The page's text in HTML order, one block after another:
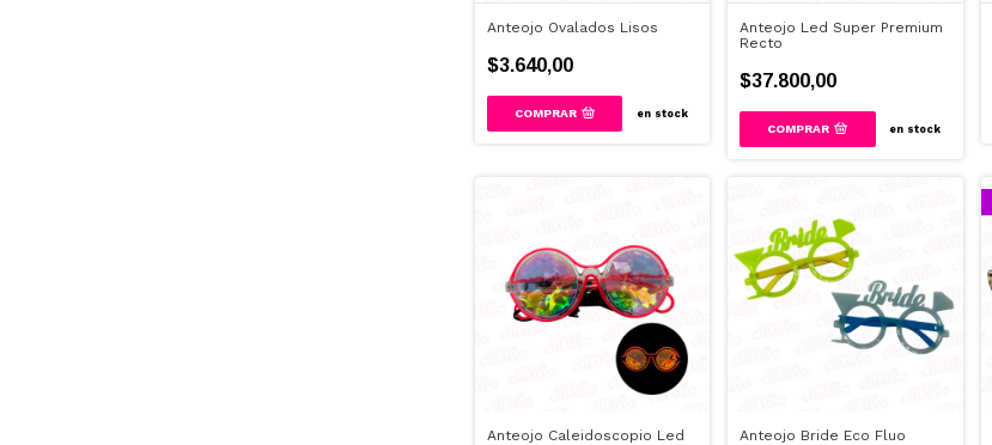
Anteojo Ovalados Lisos
$3.640,00
COMPRAR en stock
Anteojo Led Super Premium
Recto
$37.800,00
COMPRAR en stock
Anteojo Caleidoscopio Led Anteojo Bride Eco Fluo